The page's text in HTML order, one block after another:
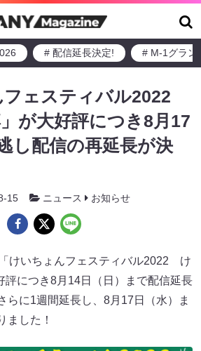
# 配信延長決定! # M-1グラン
フェスティバル2022
が大好評につき8月17
し配信の再延長が決
15 ニュース お知らせ
けいちょんフェスティバル2022 け
評につき8月14日（日）まで配信延長
らに1週間延長し、8月17日（水）ま
ました！